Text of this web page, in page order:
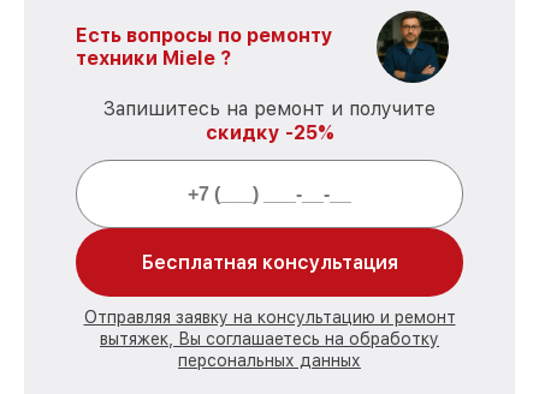
Есть вопросы по ремонту
техники Miele ?
Запишитесь на ремонт и получите
скидку -25%
Бесплатная консультация
Отправляя заявку на консультацию и ремонт
вытяжек, Вы соглашаетесь на обработку
персональных данных